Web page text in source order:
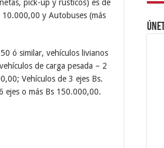
pick-up y rústicos) es de
y Autobuses (más
ó similar, vehículos livianos
de carga pesada – 2
Vehículos de 3 ejes Bs.
ejes o más Bs 150.000,00.